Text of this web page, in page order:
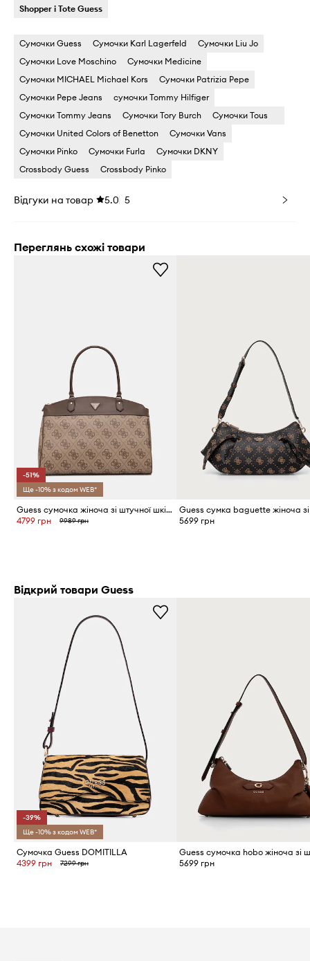
Shopper і Tote Guess
Сумочки Guess Сумочки Karl Lagerfeld
Сумочки Liu Jo
Сумочки Love Moschino
Сумочки Medicine
Сумочки MICHAEL Michael Kors
Сумочки Patrizia Pepe
Сумочки Pepe Jeans
сумочки Tommy Hilfiger
Сумочки Tommy Jeans
Сумочки Tory Burch
Сумочки Tous
Сумочки United Colors of Benetton
Сумочки Vans
Сумочки Pinko
Сумочки Furla
Сумочки DKNY
Crossbody Guess
Crossbody Pinko
Відгуки на товар 5.0 5
Переглянь схожі товари
-51%
Ще -10% з кодом WEB*
Guess сумочка жіноча зі штучної шкіри BERTA
4799 грн
9989 грн 5699 грн
Відкрий товари Guess
-39%
Ще -10% з кодом WEB*
Сумочка Guess DOMITILLA
4399 грн
7299 грн 5699 грн